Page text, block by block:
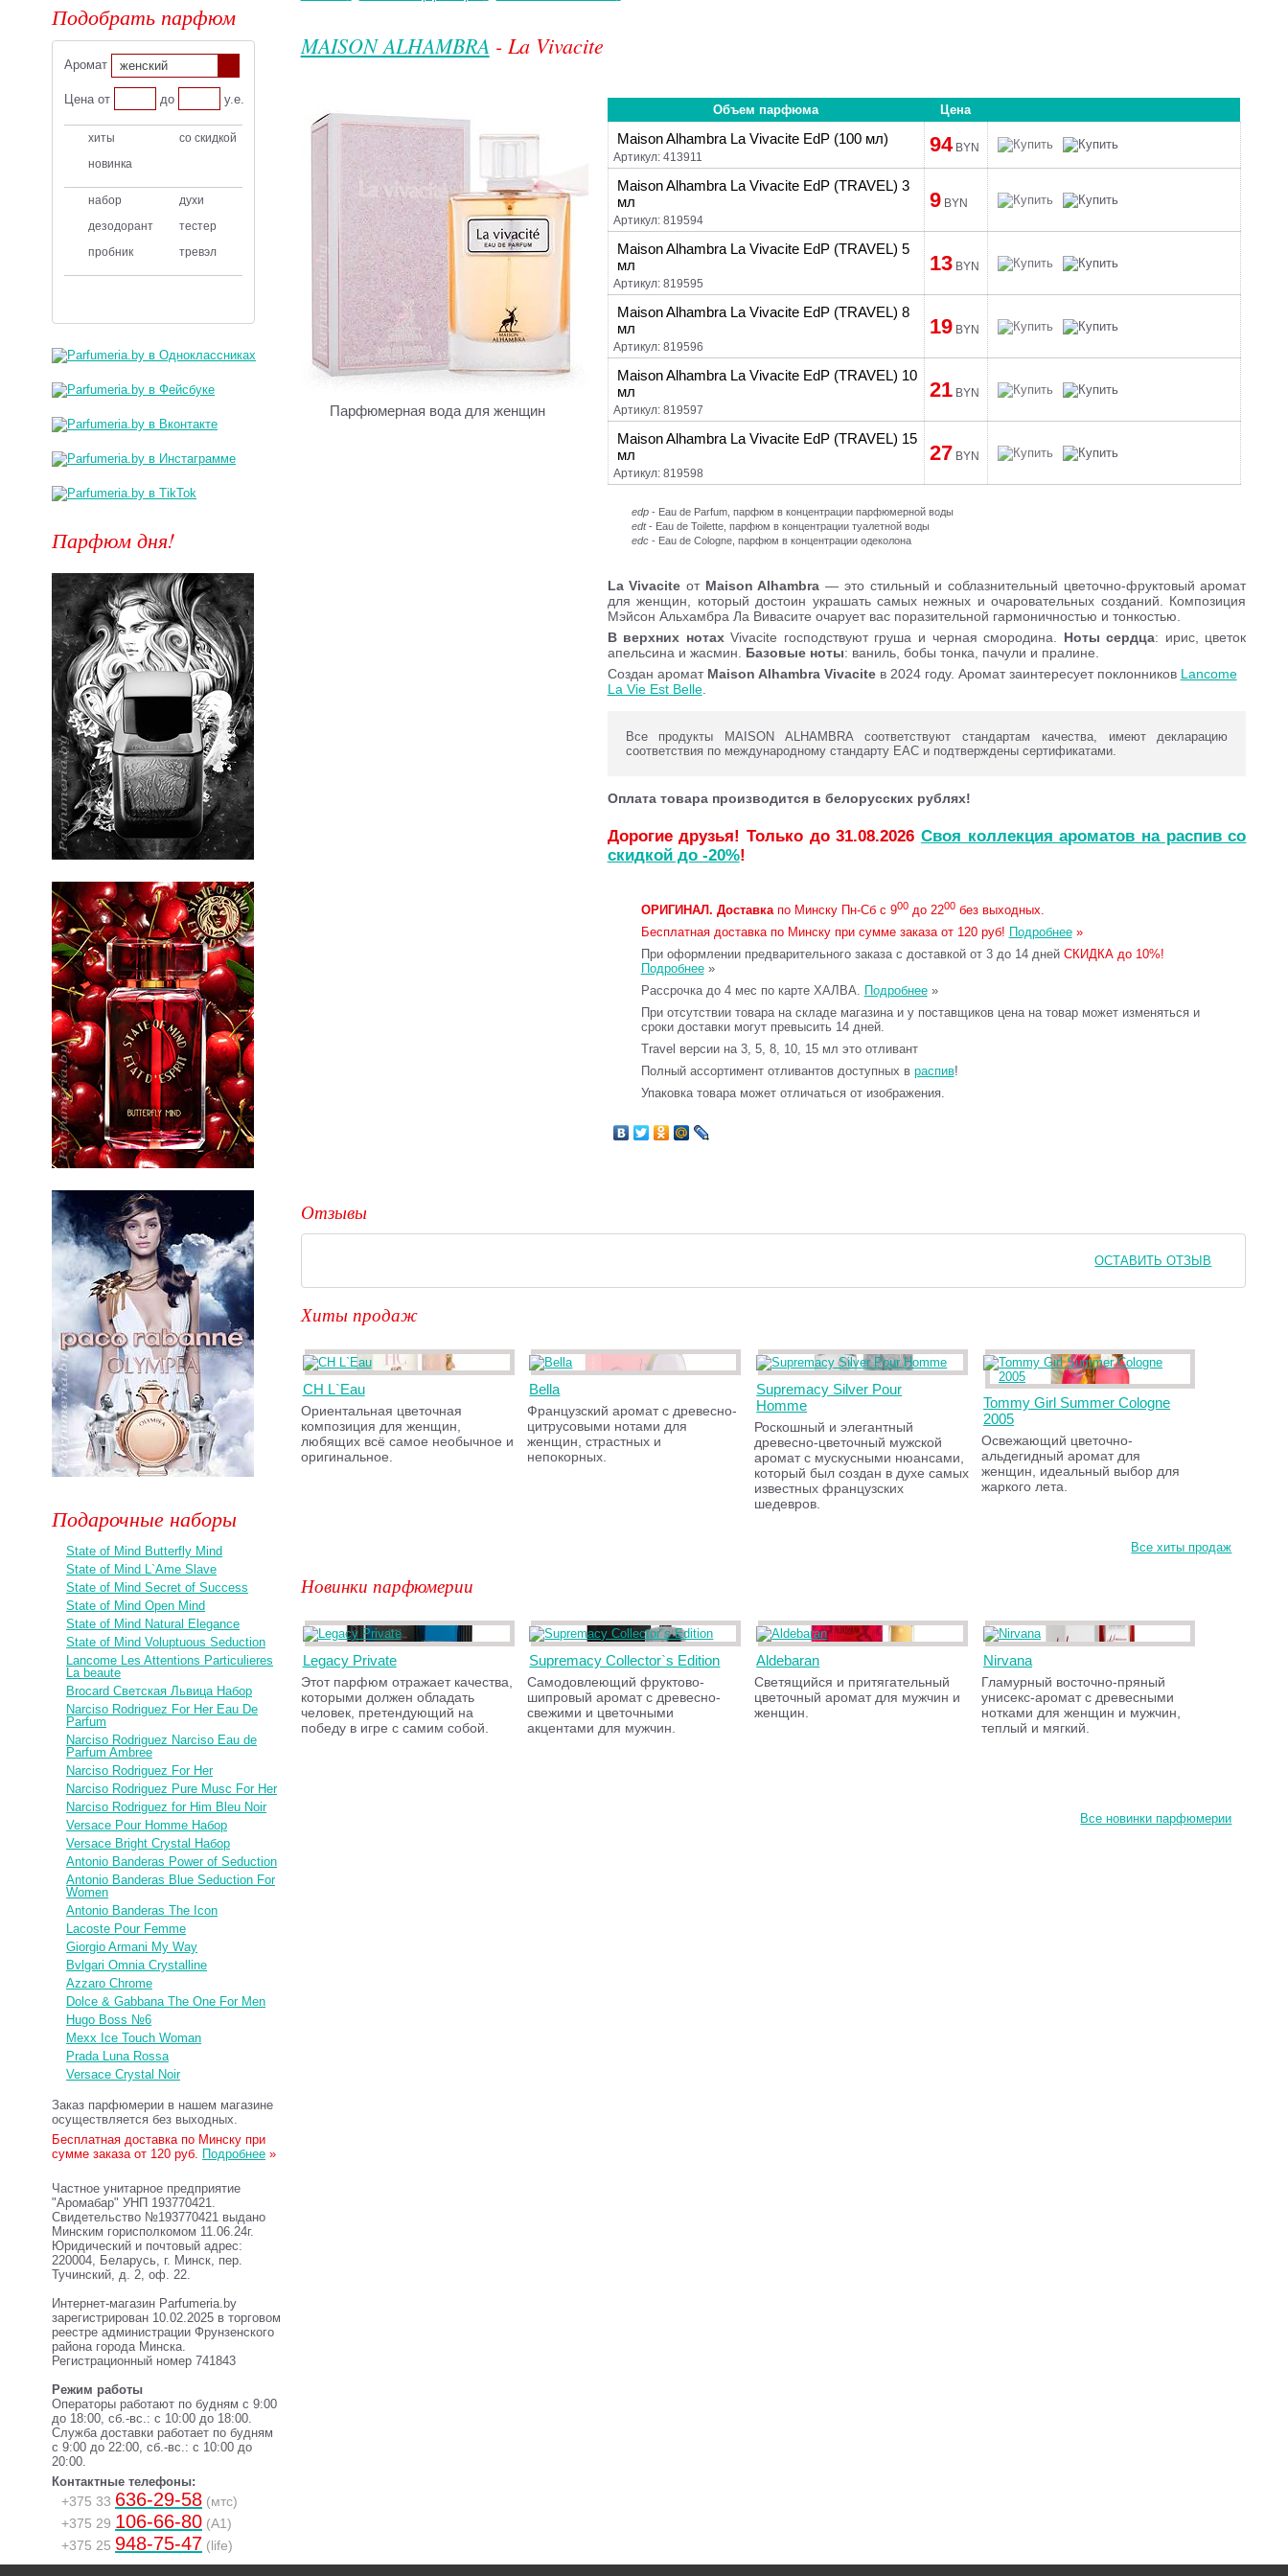
MAISON ALHAMBRA- La Vivacite
Парфюмерная вода для женщин
Объем парфюма Цена
Maison Alhambra La Vivacite EdP (100 мл)
Артикул: 413911
94 BYN
Maison Alhambra La Vivacite EdP (TRAVEL) 3
мл
Артикул: 819594
9 BYN
Maison Alhambra La Vivacite EdP (TRAVEL) 5
мл
Артикул: 819595
13 BYN
Maison Alhambra La Vivacite EdP (TRAVEL) 8
мл
Артикул: 819596
19 BYN
Maison Alhambra La Vivacite EdP (TRAVEL) 10
мл
Артикул: 819597
21 BYN
Maison Alhambra La Vivacite EdP (TRAVEL) 15
мл
Артикул: 819598
27 BYN
edp- Eau de Parfum, парфюм в концентрации парфюмерной воды
edt- Eau de Toilette, парфюм в концентрации туалетной воды
edc- Eau de Cologne, парфюм в концентрации одеколона
La Vivacite от Maison Alhambra — это стильный и соблазнительный цветочно-фруктовый аромат
для женщин, который достоин украшать самых нежных и очаровательных созданий. Композиция
Мэйсон Альхамбра Ла Виваcите очарует вас поразительной гармоничностью и тонкостью.
В верхних нотахVivacite господствуют груша и черная смородина. Ноты сердца: ирис, цветок
апельсина и жасмин. Базовые ноты: ваниль, бобы тонка, пачули и пралине.
Создан аромат Maison Alhambra Vivaciteв 2024 году. Аромат заинтересует поклонников Lancome
La Vie Est Belle.
Все продукты MAISON ALHAMBRA соответствуют стандартам качества, имеют декларацию
соответствия по международному стандарту ЕАС и подтверждены сертификатами.
Оплата товара производится в белорусских рублях!
Дорогие друзья! Только до 31.08.2026 Своя коллекция ароматов на распив со
скидкой до -20%!
ОРИГИНАЛ. Доставкапо Минску Пн-Сб с 900до 2200без выходных.
Бесплатная доставка по Минску при сумме заказа от 120 руб! Подробнее»
При оформлении предварительного заказа с доставкой от 3 до 14 дней СКИДКА до 10%!
Подробнее»
Рассрочка до 4 мес по карте ХАЛВА. Подробнее»
При отсутствии товара на складе магазина и у поставщиков цена на товар может изменяться и
сроки доставки могут превысить 14 дней.
Travel версии на 3, 5, 8, 10, 15 мл это отливант
Полный ассортимент отливантов доступных в распив!
Упаковка товара может отличаться от изображения.
Отзывы
ОСТАВИТЬ ОТЗЫВ
Хиты продаж
CH L`Eau
Ориентальная цветочная
композиция для женщин,
любящих всё самое необычное и
оригинальное.
Bella
Французский аромат с древесно-
цитрусовыми нотами для
женщин, страстных и
непокорных.
Supremacy Silver Pour
Homme
Роскошный и элегантный
древесно-цветочный мужской
аромат с мускусными нюансами,
который был создан в духе самых
известных французских
шедевров.
Tommy Girl Summer Cologne
2005
Освежающий цветочно-
альдегидный аромат для
женщин, идеальный выбор для
жаркого лета.
Все хиты продаж
Новинки парфюмерии
Legacy Private
Этот парфюм отражает качества,
которыми должен обладать
человек, претендующий на
победу в игре с самим собой.
Supremacy Collector`s Edition
Самодовлеющий фруктово-
шипровый аромат с древесно-
свежими и цветочными
акцентами для мужчин.
Aldebaran
Светящийся и притягательный
цветочный аромат для мужчин и
женщин.
Nirvana
Гламурный восточно-пряный
унисекс-аромат с древесными
нотками для женщин и мужчин,
теплый и мягкий.
Все новинки парфюмерии
Подобрать парфюм
Аромат женский
Цена от до у.е.
хиты
со скидкой
новинка
набор
духи
дезодорант
тестер
пробник
тревэл
Парфюм дня!
Подарочные наборы
State of Mind Butterfly Mind
State of Mind L`Ame Slave
State of Mind Secret of Success
State of Mind Open Mind
State of Mind Natural Elegance
State of Mind Voluptuous Seduction
Lancome Les Attentions Particulieres
La beaute
Brocard Светская Львица Набор
Narciso Rodriguez For Her Eau De
Parfum
Narciso Rodriguez Narciso Eau de
Parfum Ambree
Narciso Rodriguez For Her
Narciso Rodriguez Pure Musc For Her
Narciso Rodriguez for Him Bleu Noir
Versace Pour Homme Набор
Versace Bright Crystal Набор
Antonio Banderas Power of Seduction
Antonio Banderas Blue Seduction For
Women
Antonio Banderas The Icon
Lacoste Pour Femme
Giorgio Armani My Way
Bvlgari Omnia Crystalline
Azzaro Chrome
Dolce & Gabbana The One For Men
Hugo Boss №6
Mexx Ice Touch Woman
Prada Luna Rossa
Versace Crystal Noir
Заказ парфюмерии в нашем магазине
осуществляется без выходных.
Бесплатная доставка по Минску при
сумме заказа от 120 руб. Подробнее »
Частное унитарное предприятие
"Аромабар" УНП 193770421.
Свидетельство №193770421 выдано
Минским горисполкомом 11.06.24г.
Юридический и почтовый адрес:
220004, Беларусь, г. Минск, пер.
Тучинский, д. 2, оф. 22.
Интернет-магазин Parfumeria.by
зарегистрирован 10.02.2025 в торговом
реестре администрации Фрунзенского
района города Минска.
Регистрационный номер 741843
Режим работы
Операторы работают по будням с 9:00
до 18:00, сб.-вс.: с 10:00 до 18:00.
Служба доставки работает по будням
с 9:00 до 22:00, сб.-вс.: с 10:00 до
20:00.
Контактные телефоны:
+375 33 636-29-58 (мтс)
+375 29 106-66-80 (A1)
+375 25 948-75-47 (life)